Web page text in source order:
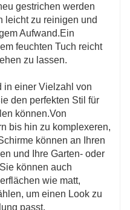
gestrichen werden
leicht zu reinigen und
Aufwand.Ein
feuchten Tuch reicht
zu lassen.
in einer Vielzahl von
den perfekten Stil für
können.Von
bis hin zu komplexeren,
können an Ihren
und Ihre Garten- oder
können auch
wie matt,
um einen Look zu
passt.